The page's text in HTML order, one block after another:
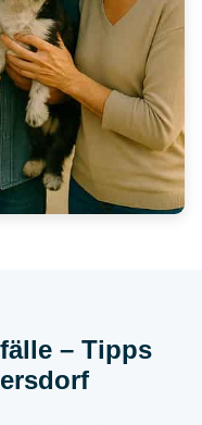
– Tipps